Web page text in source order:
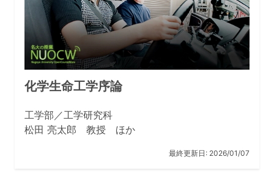
化学生命工学序論
工学部／工学研究科
松田 亮太郎 教授 ほか
最終更新日: 2026/01/07